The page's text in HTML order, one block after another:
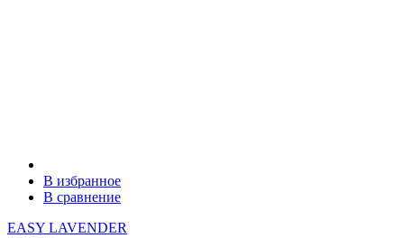
В избранное
В сравнение
EASY LAVENDER